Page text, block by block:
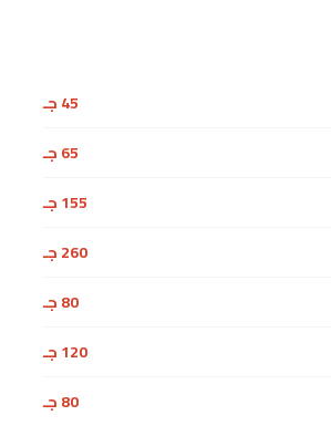
45 جـ
65 جـ
155 جـ
260 جـ
80 جـ
120 جـ
80 جـ